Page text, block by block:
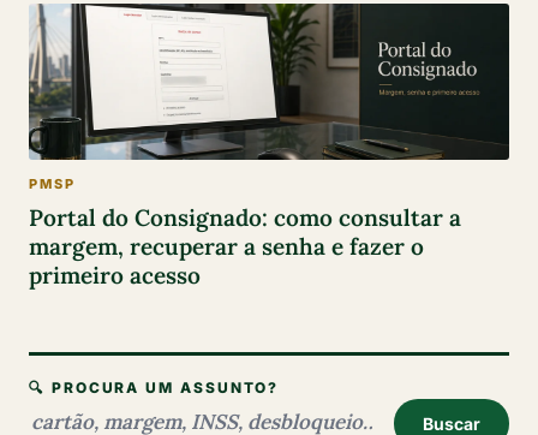
PMSP
Portal do Consignado: como consultar a
margem, recuperar a senha e fazer o
primeiro acesso
🔍 PROCURA UM ASSUNTO?
Buscar